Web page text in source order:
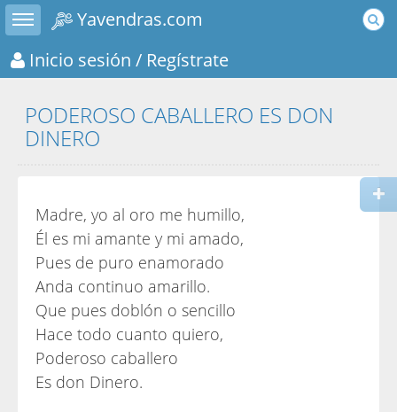
Toggle sidebar
Yavendras.com
Inicio sesión / Regístrate
PODEROSO CABALLERO ES DON
DINERO
Madre, yo al oro me humillo,
Él es mi amante y mi amado,
Pues de puro enamorado
Anda continuo amarillo.
Que pues doblón o sencillo
Hace todo cuanto quiero,
Poderoso caballero
Es don Dinero.